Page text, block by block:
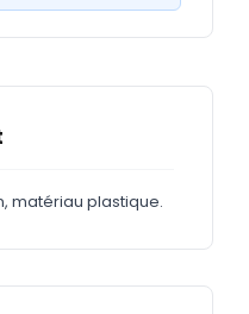
matériau plastique.